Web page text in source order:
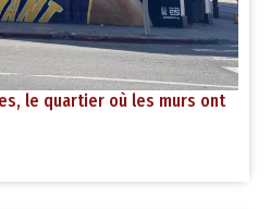
le quartier où les murs ont